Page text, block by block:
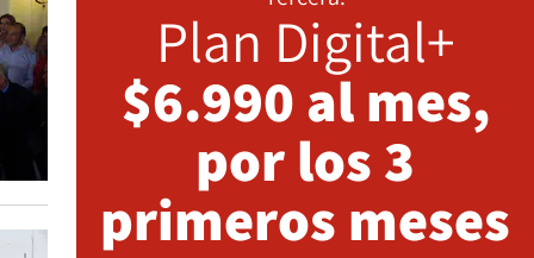
Plan Digital+
$6.990 al mes,
por los 3
primeros meses